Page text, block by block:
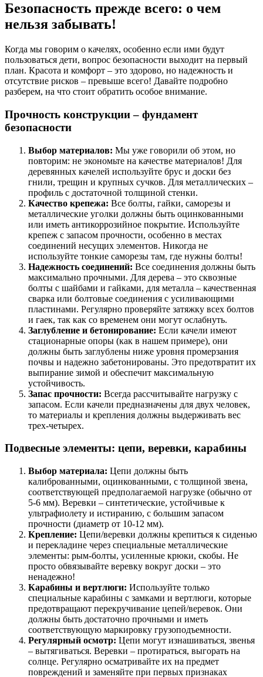
Безопасность прежде всего: о чем
нельзя забывать!
Когда мы говорим о качелях, особенно если ими будут
пользоваться дети, вопрос безопасности выходит на первый
план. Красота и комфорт – это здорово, но надежность и
отсутствие рисков – превыше всего! Давайте подробно
разберем, на что стоит обратить особое внимание.
Прочность конструкции – фундамент
безопасности
Выбор материалов: Мы уже говорили об этом, но
повторим: не экономьте на качестве материалов! Для
деревянных качелей используйте брус и доски без
гнили, трещин и крупных сучков. Для металлических –
профиль с достаточной толщиной стенки.
Качество крепежа: Все болты, гайки, саморезы и
металлические уголки должны быть оцинкованными
или иметь антикоррозийное покрытие. Используйте
крепеж с запасом прочности, особенно в местах
соединений несущих элементов. Никогда не
используйте тонкие саморезы там, где нужны болты!
Надежность соединений: Все соединения должны быть
максимально прочными. Для дерева – это сквозные
болты с шайбами и гайками, для металла – качественная
сварка или болтовые соединения с усиливающими
пластинами. Регулярно проверяйте затяжку всех болтов
и гаек, так как со временем они могут ослабнуть.
Заглубление и бетонирование: Если качели имеют
стационарные опоры (как в нашем примере), они
должны быть заглублены ниже уровня промерзания
почвы и надежно забетонированы. Это предотвратит их
выпирание зимой и обеспечит максимальную
устойчивость.
Запас прочности: Всегда рассчитывайте нагрузку с
запасом. Если качели предназначены для двух человек,
то материалы и крепления должны выдерживать вес
трех-четырех.
Подвесные элементы: цепи, веревки, карабины
Выбор материала: Цепи должны быть
калиброванными, оцинкованными, с толщиной звена,
соответствующей предполагаемой нагрузке (обычно от
5-6 мм). Веревки – синтетические, устойчивые к
ультрафиолету и истиранию, с большим запасом
прочности (диаметр от 10-12 мм).
Крепление: Цепи/веревки должны крепиться к сиденью
и перекладине через специальные металлические
элементы: рым-болты, усиленные крюки, скобы. Не
просто обвязывайте веревку вокруг доски – это
ненадежно!
Карабины и вертлюги: Используйте только
специальные карабины с замками и вертлюги, которые
предотвращают перекручивание цепей/веревок. Они
должны быть достаточно прочными и иметь
соответствующую маркировку грузоподъемности.
Регулярный осмотр: Цепи могут изнашиваться, звенья
– вытягиваться. Веревки – протираться, выгорать на
солнце. Регулярно осматривайте их на предмет
повреждений и заменяйте при первых признаках